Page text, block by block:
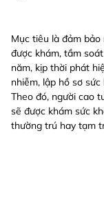
Mục tiêu là đảm
được khám, tầm
năm, kịp thời phát
nhiễm, lập hồ sơ
Theo đó, người cao
sẽ được khám sức
thường trú hay tạm